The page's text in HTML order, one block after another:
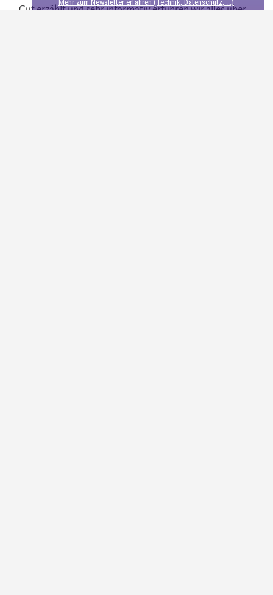
Gut erzählt und sehr informativ erfuhren wir alles über
Mehr zum Newsletter erfahren (Technik, Datenschutz, ...)